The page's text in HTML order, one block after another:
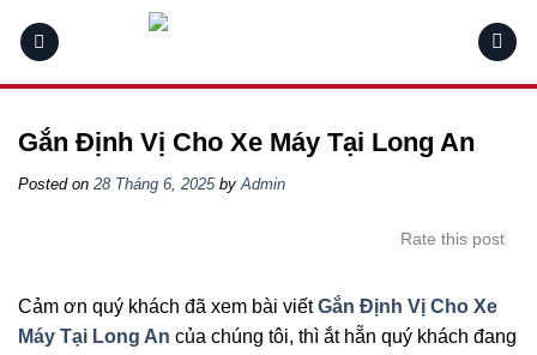
Gắn Định Vị Cho Xe Máy Tại Long An
Posted on 28 Tháng 6, 2025byAdmin
Rate this post
Cảm ơn quý khách đã xem bài viếtGắn Định Vị Cho Xe
Máy Tại Long An của chúng tôi, thì ắt hẵn quý khách đang